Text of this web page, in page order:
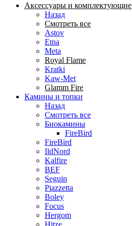
Аксессуары и комплектующие
Назад
Смотреть все
Astov
Etna
Meta
Royal Flame
Kratki
Kaw-Met
Glamm Fire
Камины и топки
Назад
Смотреть все
Биокамины
FireBird
FireBird
IldNord
Kalfire
BEF
Seguin
Piazzetta
Boley
Focus
Hergom
Hitze